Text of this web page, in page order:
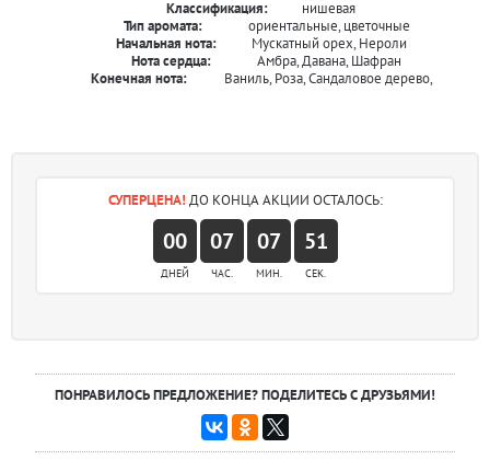
Классификация:
нишевая
Тип аромата:
ориентальные, цветочные
Начальная нота:
Мускатный орех, Нероли
Нота сердца:
Амбра, Давана, Шафран
Конечная нота:
Ваниль, Роза, Сандаловое дерево,
СУПЕРЦЕНА! ДО КОНЦА АКЦИИ ОСТАЛОСЬ:
00 07 07 51
ДНЕЙ ЧАС. МИН. СЕК.
ПОНРАВИЛОСЬ ПРЕДЛОЖЕНИЕ? ПОДЕЛИТЕСЬ С ДРУЗЬЯМИ!